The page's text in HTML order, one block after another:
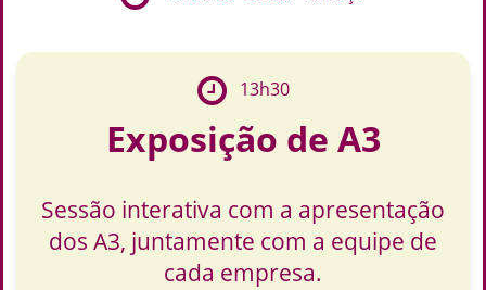
13h30
Exposição de A3
Sessão interativa com a apresentação
dos A3, juntamente com a equipe de
cada empresa.